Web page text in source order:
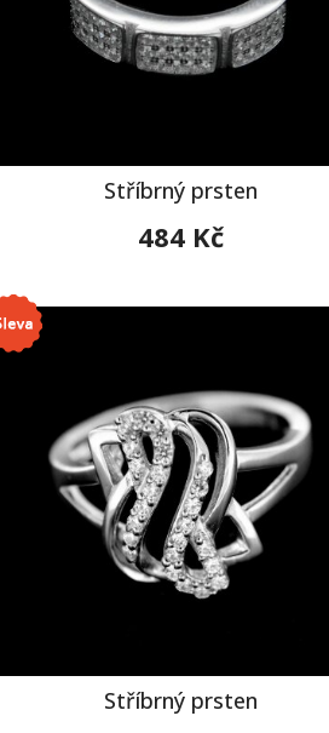
Stříbrný prsten
484 Kč
Stříbrný prsten